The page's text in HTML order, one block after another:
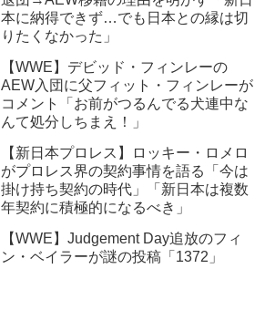
本に納得できず…でも日本との縁は切
りたくなかった」
【WWE】デビッド・フィンレーの
AEW入団に父フィット・フィンレーが
コメント「お前がつるんでる犬連中な
んて処分しちまえ！」
【新日本プロレス】ロッキー・ロメロ
がプロレス界の契約事情を語る「今は
掛け持ち契約の時代」「新日本は複数
年契約に積極的になるべき」
【WWE】Judgement Day追放のフィ
ン・ベイラーが謎の投稿「1372」